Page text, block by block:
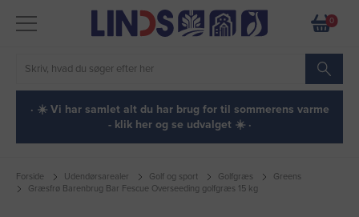
0
· ☀️ Vi har samlet alt du har brug for til sommerens varme
- klik her og se udvalget ☀️ ·
Forside Udendørsarealer Golf og sport Golfgræs
Greens
Græsfrø Barenbrug Bar Fescue Overseeding golfgræs 15 kg